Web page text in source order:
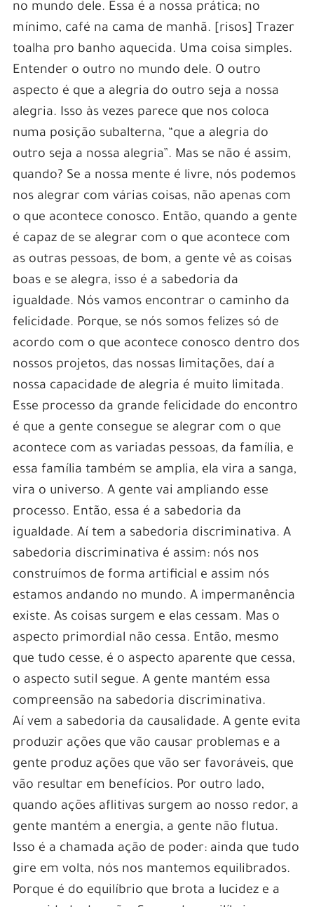
no mundo dele. Essa é a nossa prática; no
mínimo, café na cama de manhã. [risos] Trazer
toalha pro banho aquecida. Uma coisa simples.
Entender o outro no mundo dele. O outro
aspecto é que a alegria do outro seja a nossa
alegria. Isso às vezes parece que nos coloca
numa posição subalterna, “que a alegria do
outro seja a nossa alegria”. Mas se não é assim,
quando? Se a nossa mente é livre, nós podemos
nos alegrar com várias coisas, não apenas com
o que acontece conosco. Então, quando a gente
é capaz de se alegrar com o que acontece com
as outras pessoas, de bom, a gente vê as coisas
boas e se alegra, isso é a sabedoria da
igualdade. Nós vamos encontrar o caminho da
felicidade. Porque, se nós somos felizes só de
acordo com o que acontece conosco dentro dos
nossos projetos, das nossas limitações, daí a
nossa capacidade de alegria é muito limitada.
Esse processo da grande felicidade do encontro
é que a gente consegue se alegrar com o que
acontece com as variadas pessoas, da família, e
essa família também se amplia, ela vira a sanga,
vira o universo. A gente vai ampliando esse
processo. Então, essa é a sabedoria da
igualdade. Aí tem a sabedoria discriminativa. A
sabedoria discriminativa é assim: nós nos
construímos de forma artificial e assim nós
estamos andando no mundo. A impermanência
existe. As coisas surgem e elas cessam. Mas o
aspecto primordial não cessa. Então, mesmo
que tudo cesse, é o aspecto aparente que cessa,
o aspecto sutil segue. A gente mantém essa
compreensão na sabedoria discriminativa.
Aí vem a sabedoria da causalidade. A gente evita
produzir ações que vão causar problemas e a
gente produz ações que vão ser favoráveis, que
vão resultar em benefícios. Por outro lado,
quando ações aflitivas surgem ao nosso redor, a
gente mantém a energia, a gente não flutua.
Isso é a chamada ação de poder: ainda que tudo
gire em volta, nós nos mantemos equilibrados.
Porque é do equilíbrio que brota a lucidez e a